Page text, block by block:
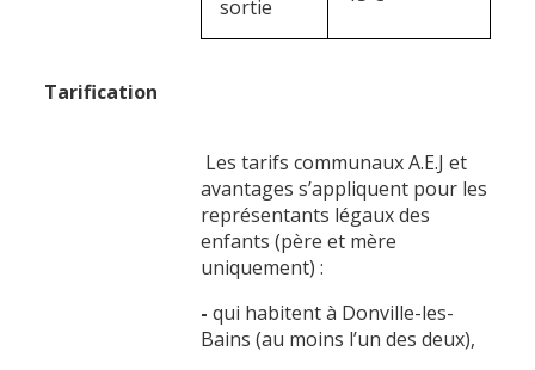
Tarification
sortie
Les tarifs communaux A.E.J et
avantages s’appliquent pour les
représentants légaux des
enfants (père et mère
uniquement) :
- qui habitent à Donville-les-
Bains (au moins l’un des deux),